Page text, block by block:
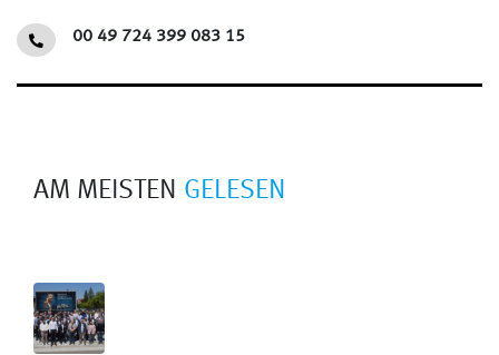
00 49 724 399 083 15
AM MEISTEN GELESEN